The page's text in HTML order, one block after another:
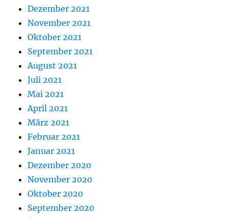
Dezember 2021
November 2021
Oktober 2021
September 2021
August 2021
Juli 2021
Mai 2021
April 2021
März 2021
Februar 2021
Januar 2021
Dezember 2020
November 2020
Oktober 2020
September 2020